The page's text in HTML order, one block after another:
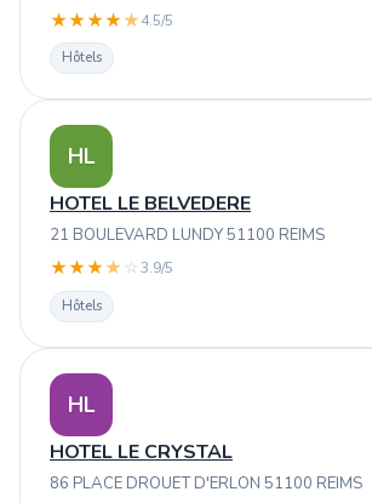
★★★★★4.5/5
Hôtels
HL
HOTEL LE BELVEDERE
21 BOULEVARD LUNDY 51100 REIMS
★★★★ ☆3.9/5
Hôtels
HL
HOTEL LE CRYSTAL
86 PLACE DROUET D'ERLON 51100 REIMS